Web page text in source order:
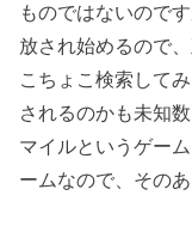
ものではないので
放され始めるので
こちょこ検索して
されるのかも未知
マイルというゲー
ームなので、その